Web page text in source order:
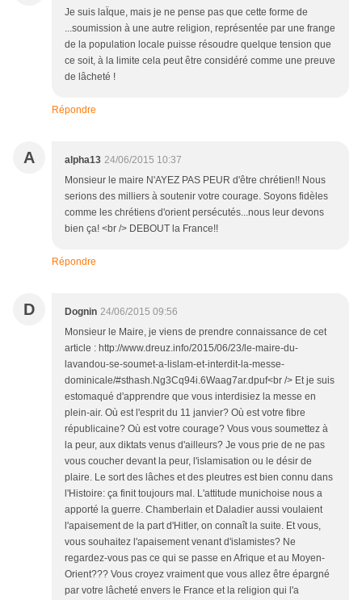
Je suis laÏque, mais je ne pense pas que cette forme de
...soumission à une autre religion, représentée par une frange
de la population locale puisse résoudre quelque tension que
ce soit, à la limite cela peut être considéré comme une preuve
de lâcheté !
Répondre
A alpha13 24/06/2015 10:37
Monsieur le maire N'AYEZ PAS PEUR d'être chrétien!! Nous
serions des milliers à soutenir votre courage. Soyons fidèles
comme les chrétiens d'orient persécutés...nous leur devons
bien ça! <br /> DEBOUT la France!!
Répondre
D Dognin 24/06/2015 09:56
Monsieur le Maire, je viens de prendre connaissance de cet
article : http://www.dreuz.info/2015/06/23/le-maire-du-
lavandou-se-soumet-a-lislam-et-interdit-la-messe-
dominicale/#sthash.Ng3Cq94i.6Waag7ar.dpuf<br /> Et je suis
estomaqué d'apprendre que vous interdisiez la messe en
plein-air. Où est l'esprit du 11 janvier? Où est votre fibre
républicaine? Où est votre courage? Vous vous soumettez à
la peur, aux diktats venus d'ailleurs? Je vous prie de ne pas
vous coucher devant la peur, l'islamisation ou le désir de
plaire. Le sort des lâches et des pleutres est bien connu dans
l'Histoire: ça finit toujours mal. L'attitude munichoise nous a
apporté la guerre. Chamberlain et Daladier aussi voulaient
l'apaisement de la part d'Hitler, on connaît la suite. Et vous,
vous souhaitez l'apaisement venant d'islamistes? Ne
regardez-vous pas ce qui se passe en Afrique et au Moyen-
Orient??? Vous croyez vraiment que vous allez être épargné
par votre lâcheté envers le France et la religion qui l'a